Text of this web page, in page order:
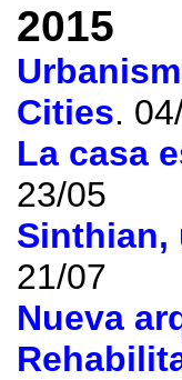
2015
Cities.
La casa
23/05
Sinthian,
21/07
Nueva